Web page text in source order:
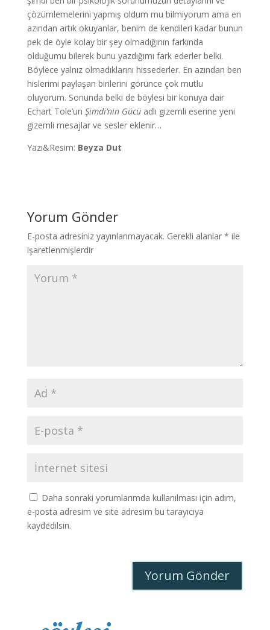
çözümlemelerini yapmış oldum mu bilmiyorum ama en
azından artık okuyanlar, benim de kendileri kadar bunun
pek de öyle kolay bir şey olmadığının farkında
olduğumu bilerek bunu yazdığımı fark ederler belki.
Böylece yalnız olmadıklarını hissederler. En azından ben
hislerimi paylaşan birilerini görünce çok mutlu
oluyorum. Sonunda belki de böylesi bir konuya dair
Echart Tole’un Şimdi’nin Gücüadlı gizemli eserine yeni
gizemli mesajlar ve sesler eklenir…
Yazı&Resim: Beyza Dut
Yorum Gönder
E-posta adresiniz yayınlanmayacak. Gerekli alanlar * ile
işaretlenmişlerdir
Daha sonraki yorumlarımda kullanılması için adım,
e-posta adresim ve site adresim bu tarayıcıya
kaydedilsin.